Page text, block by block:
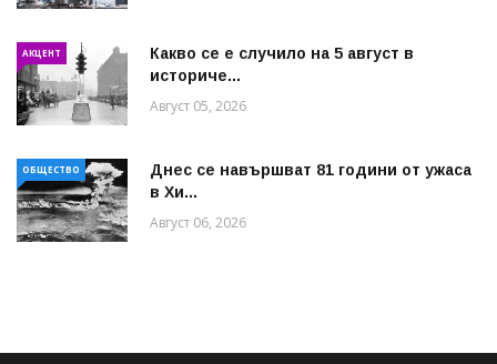
АКЦЕНТ
Какво се е случило на 5 август в
историче...
Август 05, 2026
ОБЩЕСТВО
Днес се навършват 81 години от ужаса
в Хи...
Август 06, 2026